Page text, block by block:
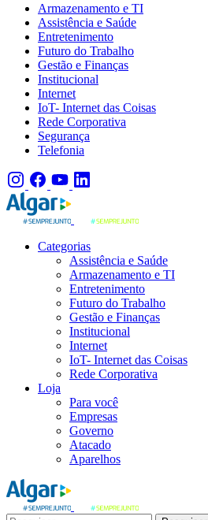
Armazenamento e TI
Assistência e Saúde
Entretenimento
Futuro do Trabalho
Gestão e Finanças
Institucional
Internet
IoT- Internet das Coisas
Rede Corporativa
Segurança
Telefonia
Categorias
Assistência e Saúde
Armazenamento e TI
Entretenimento
Futuro do Trabalho
Gestão e Finanças
Institucional
Internet
IoT- Internet das Coisas
Rede Corporativa
Loja
Para você
Empresas
Governo
Atacado
Aparelhos